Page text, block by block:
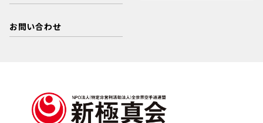
お問い合わせ